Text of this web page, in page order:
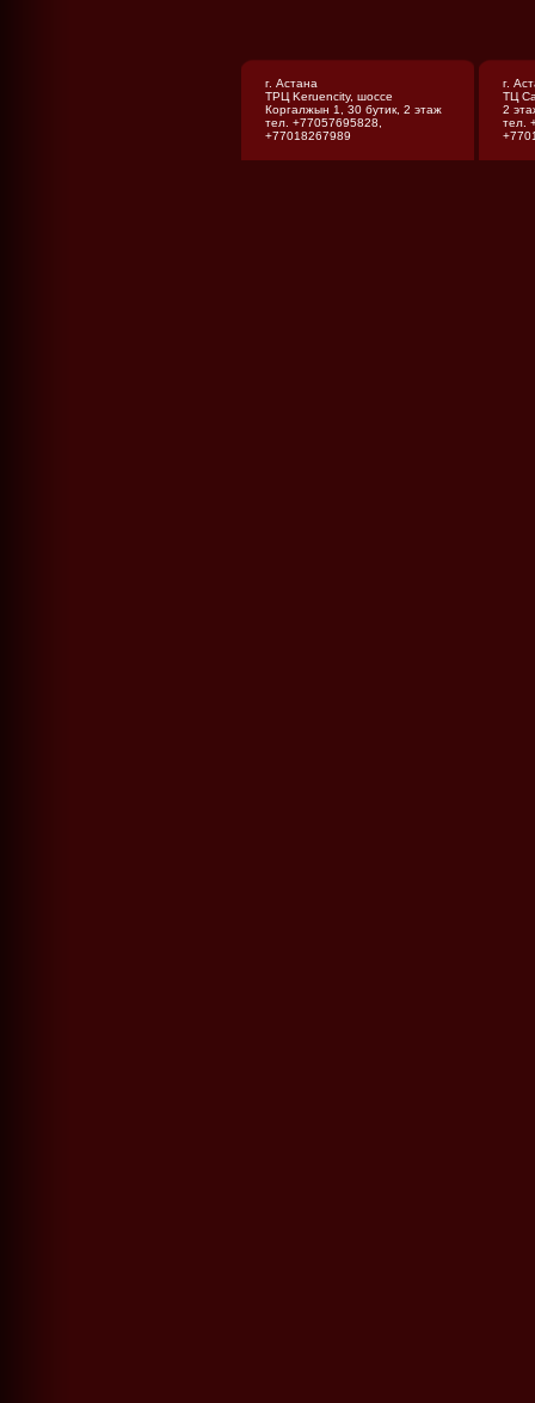
г. Астана
ТРЦ Keruencity, шоссе
Коргалжын 1, 30 бутик, 2 этаж
тел. +77057695828,
+77018267989
г.
ТЦ
2
тел.